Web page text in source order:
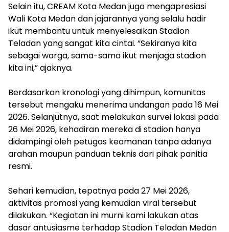
‎Selain itu, CREAM Kota Medan juga mengapresiasi
Wali Kota Medan dan jajarannya yang selalu hadir
ikut membantu untuk menyelesaikan Stadion
Teladan yang sangat kita cintai. “Sekiranya kita
sebagai warga, sama-sama ikut menjaga stadion
kita ini,” ajaknya.
‎Berdasarkan kronologi yang dihimpun, komunitas
tersebut mengaku menerima undangan pada 16 Mei
2026. Selanjutnya, saat melakukan survei lokasi pada
26 Mei 2026, kehadiran mereka di stadion hanya
didampingi oleh petugas keamanan tanpa adanya
arahan maupun panduan teknis dari pihak panitia
resmi.
‎Sehari kemudian, tepatnya pada 27 Mei 2026,
aktivitas promosi yang kemudian viral tersebut
dilakukan. “Kegiatan ini murni kami lakukan atas
dasar antusiasme terhadap Stadion Teladan Medan